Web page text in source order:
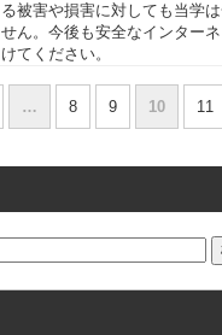
る被害や損害に対しても当学
せん。今後も安全なインター
けてください。
… 8 9 10 11